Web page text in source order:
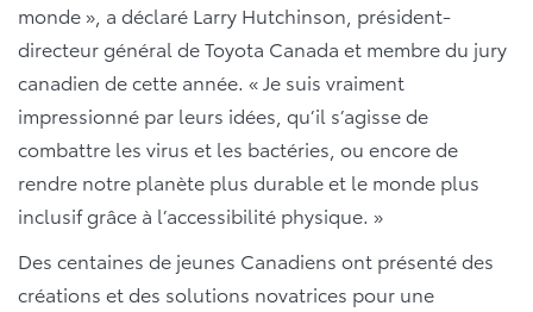
monde », a déclaré Larry Hutchinson, président-
directeur général de Toyota Canada et membre du jury
canadien de cette année. « Je suis vraiment
impressionné par leurs idées, qu’il s’agisse de
combattre les virus et les bactéries, ou encore de
rendre notre planète plus durable et le monde plus
inclusif grâce à l’accessibilité physique. »
Des centaines de jeunes Canadiens ont présenté des
créations et des solutions novatrices pour une